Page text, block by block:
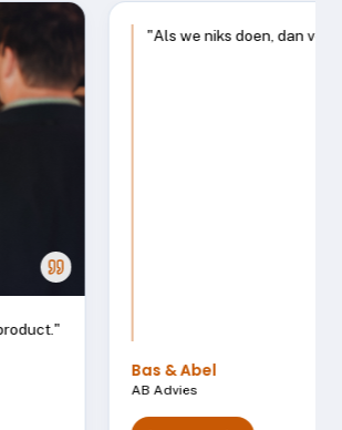
de casus
dan verandert er ook niks.